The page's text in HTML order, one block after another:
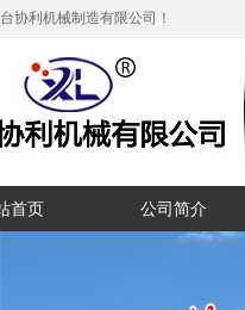
协利机械制造有限公司！
首页 公司简介